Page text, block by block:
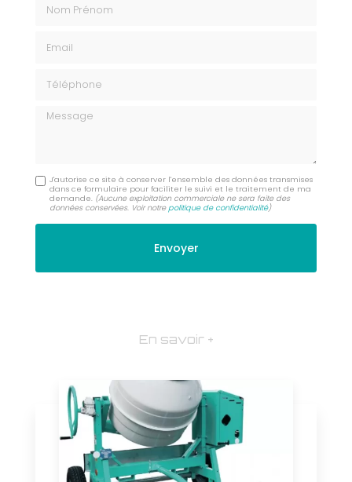
Message
J'autorise ce site à conserver l'ensemble des données transmises
dans ce formulaire pour faciliter le suivi et le traitement de ma
demande. (Aucune exploitation commerciale ne sera faite des
données conservées. Voir notrepolitique de confidentialité)
En savoir +